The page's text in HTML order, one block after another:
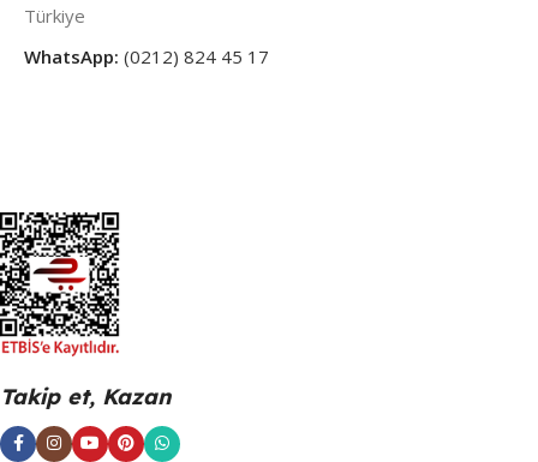
Türkiye
WhatsApp: (0212) 824 45 17
Takip et, Kazan